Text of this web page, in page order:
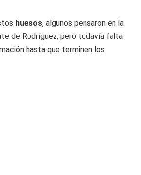
huesos, algunos pensaron en la
de Rodríguez, pero todavía falta
hasta que terminen los